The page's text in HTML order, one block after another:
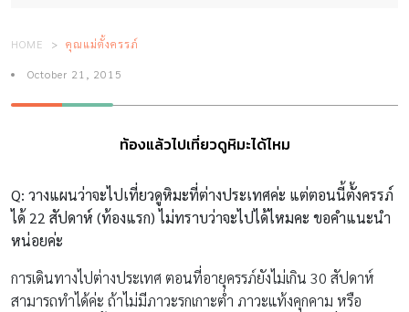
HOME คุณแม่ตั้งครรภ์
October 21, 2015
ท้องแล้วไปเที่ยวดูหิมะได้ไหม
Q: วางแผนว่าจะไปเที่ยวดูหิมะที่ต่างประเทศค่ะ แต่ตอนนี้ตั้งครรภ์
ได้ 22 สัปดาห์ (ท้องแรก) ไม่ทราบว่าจะไปได้ไหมคะ ขอคำแนะนำ
หน่อยค่ะ
การเดินทางไปต่างประเทศ ตอนที่อายุครรภ์ยังไม่เกิน 30 สัปดาห์
สามารถทำได้ค่ะ ถ้าไม่มีภาวะรกเกาะต่ำ ภาวะแท้งคุกคาม หรือ